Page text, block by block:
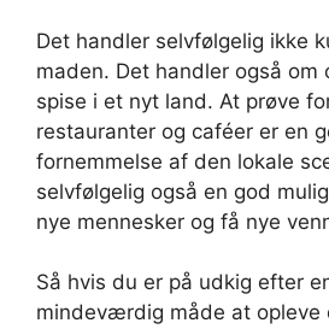
Det handler selvfølgelig ikke
maden. Det handler også om
spise i et nyt land. At prøve
restauranter og caféer er en
fornemmelse af den lokale
selvfølgelig også en god
nye mennesker og få nye
Så hvis du er på udkig efter
mindeværdig måde at opleve